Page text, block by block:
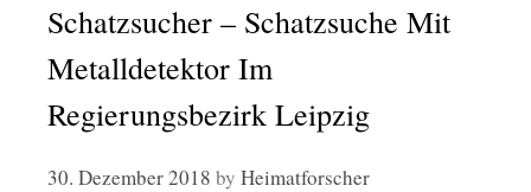
Schatzsucher – Schatzsuche Mit
Metalldetektor Im
Regierungsbezirk Leipzig
30. Dezember 2018 by Heimatforscher